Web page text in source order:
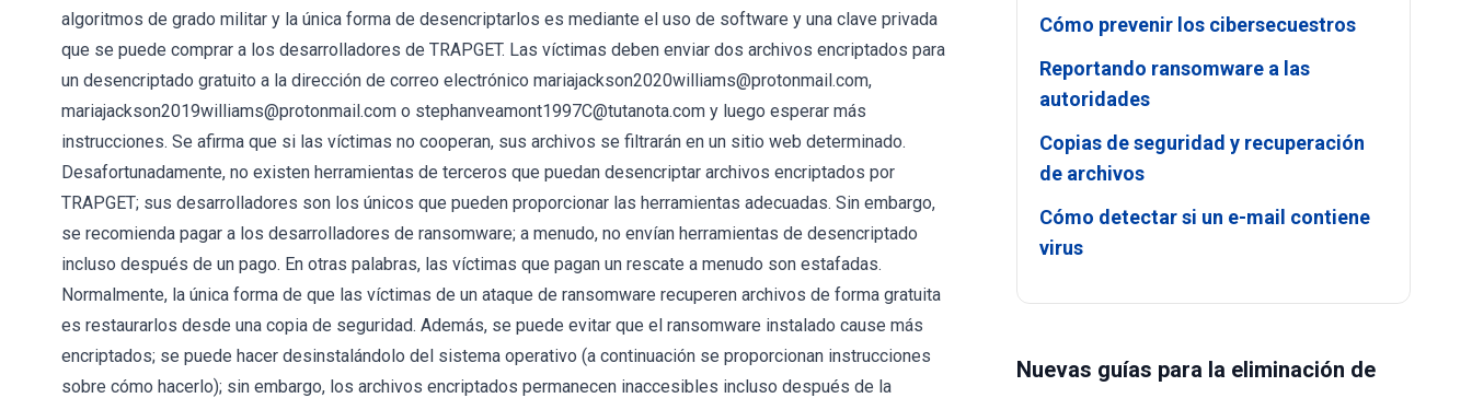
algoritmos de grado militar y la única forma de desencriptarlos es mediante el uso de software y una clave privada
que se puede comprar a los desarrolladores de TRAPGET. Las víctimas deben enviar dos archivos encriptados para
un desencriptado gratuito a la dirección de correo electrónico mariajackson2020williams@protonmail.com,
mariajackson2019williams@protonmail.com o stephanveamont1997C@tutanota.com y luego esperar más
instrucciones. Se afirma que si las víctimas no cooperan, sus archivos se filtrarán en un sitio web determinado.
Desafortunadamente, no existen herramientas de terceros que puedan desencriptar archivos encriptados por
TRAPGET; sus desarrolladores son los únicos que pueden proporcionar las herramientas adecuadas. Sin embargo,
se recomienda pagar a los desarrolladores de ransomware; a menudo, no envían herramientas de desencriptado
incluso después de un pago. En otras palabras, las víctimas que pagan un rescate a menudo son estafadas.
Normalmente, la única forma de que las víctimas de un ataque de ransomware recuperen archivos de forma gratuita
es restaurarlos desde una copia de seguridad. Además, se puede evitar que el ransomware instalado cause más
encriptados; se puede hacer desinstalándolo del sistema operativo (a continuación se proporcionan instrucciones
sobre cómo hacerlo); sin embargo, los archivos encriptados permanecen inaccesibles incluso después de la
Cómo prevenir los cibersecuestros
Reportando ransomware a las
autoridades
Copias de seguridad y recuperación
de archivos
Cómo detectar si un e-mail contiene
virus
Nuevas guías para la eliminación de